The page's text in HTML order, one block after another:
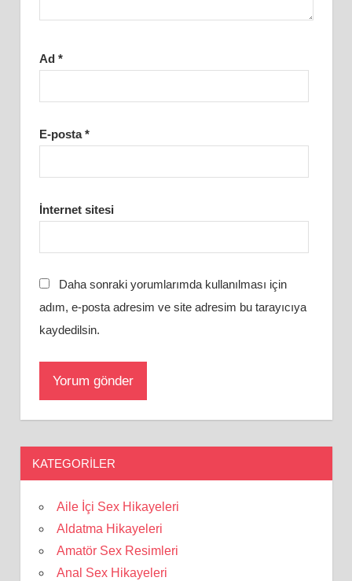
Ad *
E-posta*
İnternet sitesi
Daha sonraki yorumlarımda kullanılması için
adım, e-posta adresim ve site adresim bu tarayıcıya
kaydedilsin.
KATEGORILER
Aile İçi Sex Hikayeleri
Aldatma Hikayeleri
Amatör Sex Resimleri
Anal Sex Hikayeleri